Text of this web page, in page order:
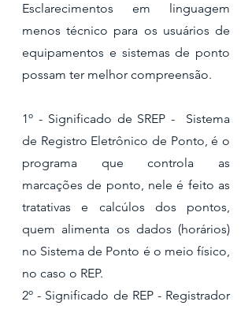
Esclarecimentos em linguagem
menos técnico para os usuários de
equipamentos e sistemas de ponto
possam ter melhor compreensão.
1º - Significado de SREP -  Sistema
de Registro Eletrônico de Ponto, é o
programa que controla as
marcações de ponto, nele é feito as
tratativas e calcúlos dos pontos,
quem alimenta os dados (horários)
no Sistema de Ponto é o meio físico,
no caso o REP.
2º - Significado de REP - Registrador